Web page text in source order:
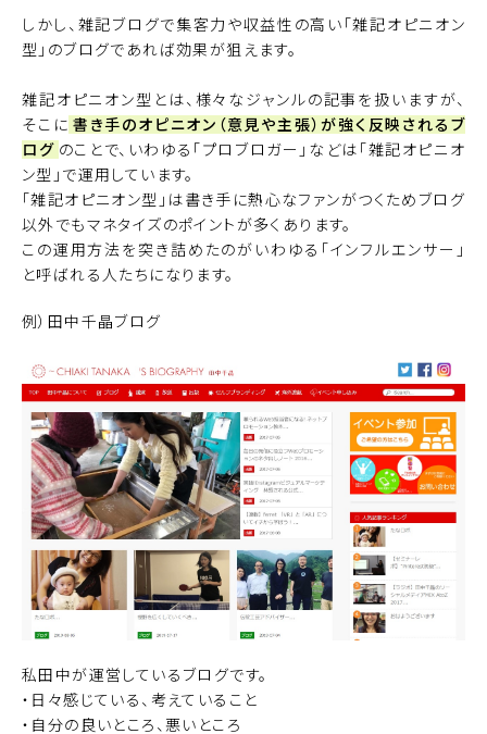
しかし、雑記ブログで集客力や収益性の高い「雑記オピニオン
型」のブログであれば効果が狙えます。
雑記オピニオン型とは、様々なジャンルの記事を扱いますが、
そこに 書き手のオピニオン（意見や主張）が強く反映されるブ
ログ のことで、いわゆる「プロブロガー」などは「雑記オピニオ
ン型」で運用しています。
「雑記オピニオン型」は書き手に熱心なファンがつくためブログ
以外でもマネタイズのポイントが多くあります。
この運用方法を突き詰めたのがいわゆる「インフルエンサー」
と呼ばれる人たちになります。
例）田中千晶ブログ
私田中が運営しているブログです。
・日々感じている、考えていること
・自分の良いところ、悪いところ